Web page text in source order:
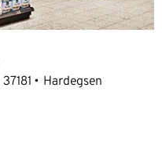
37181 Hardegsen